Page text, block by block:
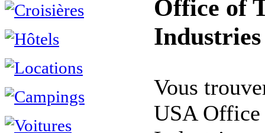
Office of
Vous
USA Office